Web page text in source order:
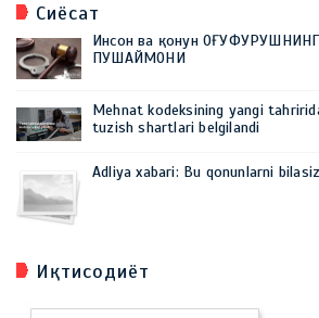
Сиёсат
Инсон ва қонун
ПУШАЙМОНИ
Mehnat kodeksining yangi
tuzish shartlari belgilandi
Adliya xabari: Bu qonunlarni
Иқтисодиёт